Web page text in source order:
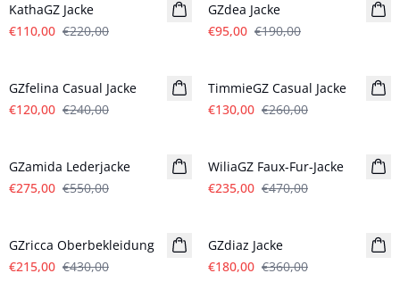
KathaGZ Jacke
€110,00 €220,00
GZdea Jacke
€95,00 €190,00
GZfelina Casual Jacke
€120,00 €240,00
TimmieGZ Casual Jacke
€130,00 €260,00
GZamida Lederjacke
€275,00 €550,00
WiliaGZ Faux-Fur-Jacke
€235,00 €470,00
GZricca Oberbekleidung
€215,00 €430,00
GZdiaz Jacke
€180,00 €360,00